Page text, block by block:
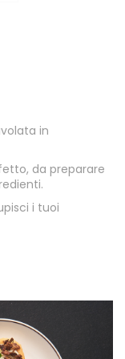
in
da preparare
i tuoi